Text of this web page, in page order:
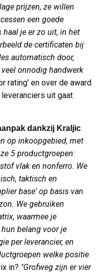
prijzen, ze willen
een goede
je er zo uit, in het
de certificaten bij
automatisch door,
onnodig handwerk
rating' en over de award
uit gaat
dankzij Kraljic
op inkoopgebied, met
5 productgroepen:
vlak en nonferro. We
taktisch en
base' op basis van
We gebruiken
waarmee je
belang voor je
per leverancier, en
welke positie
in? "Grofweg zijn er vier